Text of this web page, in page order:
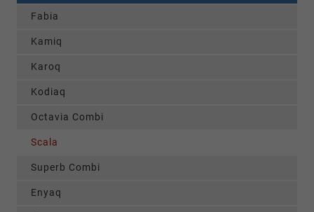
Fabia
Kamiq
Karoq
Kodiaq
Octavia Combi
Scala
Superb Combi
Enyaq